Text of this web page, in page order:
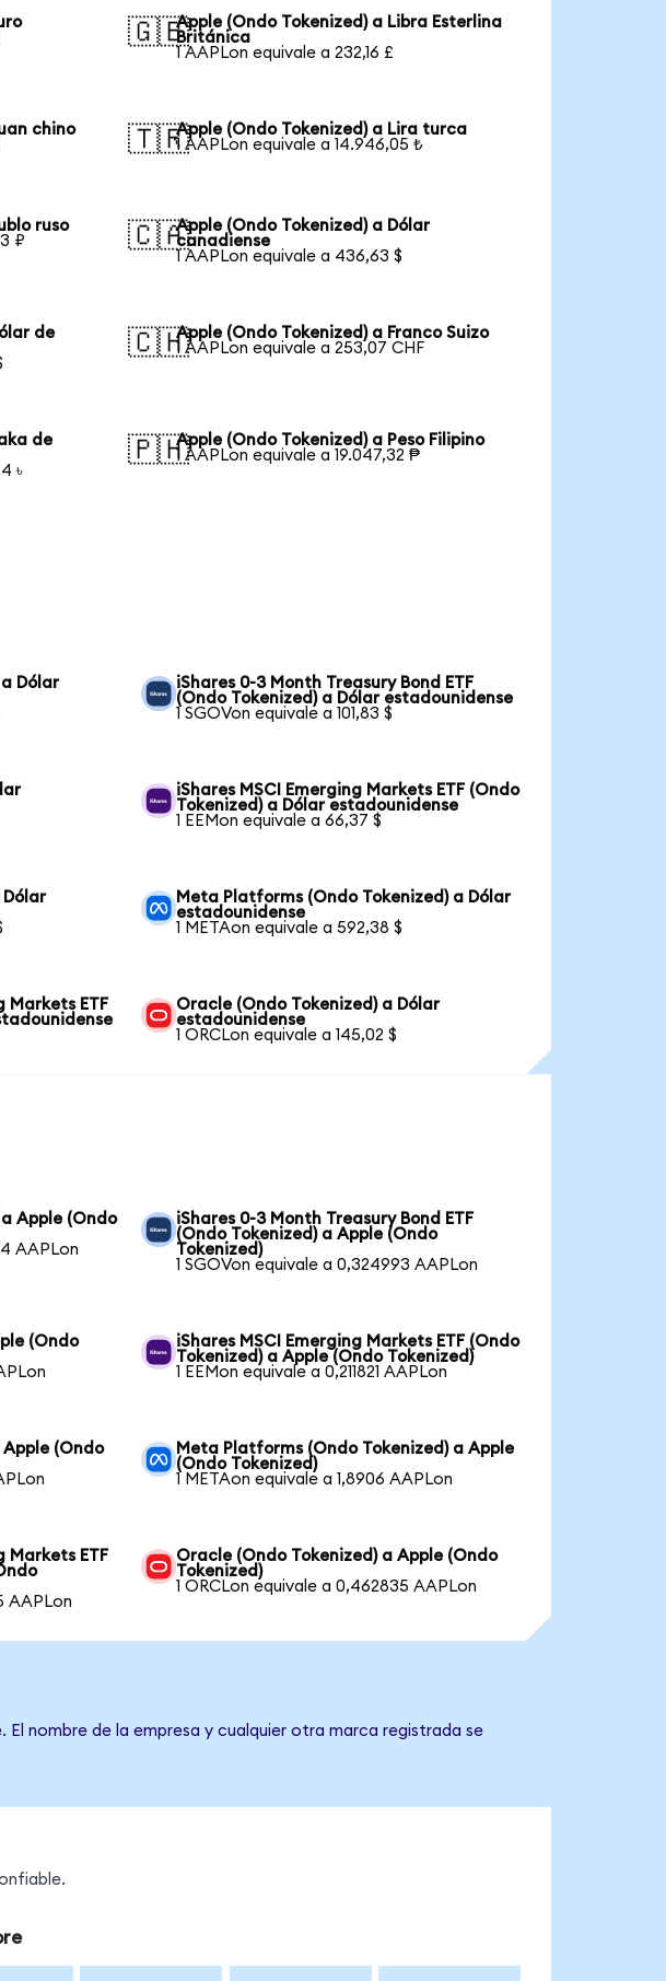
🇬🇧Apple (Ondo Tokenized) a Libra Esterlina
Británica
1 AAPLon equivale a 232,16 £
chino
🇹🇷Apple (Ondo Tokenized) a Lira turca
1 AAPLon equivale a 14.946,05 ₺
ruso
₽
🇨🇦Apple (Ondo Tokenized) a Dólar
canadiense
1 AAPLon equivale a 436,63 $
de
🇨🇭Apple (Ondo Tokenized) a Franco Suizo
1 AAPLon equivale a 253,07 CHF
de
৳
🇵🇭Apple (Ondo Tokenized) a Peso Filipino
1 AAPLon equivale a 19.047,32 ₱
Dólar
iShares 0-3 Month Treasury Bond ETF
(Ondo Tokenized) a Dólar estadounidense
1 SGOVon equivale a 101,83 $
iShares MSCI Emerging Markets ETF (Ondo
Tokenized) a Dólar estadounidense
1 EEMon equivale a 66,37 $
Dólar
Meta Platforms (Ondo Tokenized) a Dólar
estadounidense
1 METAon equivale a 592,38 $
Markets ETF
Oracle (Ondo Tokenized) a Dólar
estadounidense
1 ORCLon equivale a 145,02 $
Apple (Ondo
AAPLon
iShares 0-3 Month Treasury Bond ETF
(Ondo Tokenized) a Apple (Ondo
Tokenized)
1 SGOVon equivale a 0,324993 AAPLon
(Ondo
iShares MSCI Emerging Markets ETF (Ondo
Tokenized) a Apple (Ondo Tokenized)
1 EEMon equivale a 0,211821 AAPLon
Apple (Ondo
Meta Platforms (Ondo Tokenized) a Apple
(Ondo Tokenized)
1 METAon equivale a 1,8906 AAPLon
Markets ETF
AAPLon
Oracle (Ondo Tokenized) a Apple (Ondo
Tokenized)
1 ORCLon equivale a 0,462835 AAPLon
nombre de la empresa y cualquier otra marca registrada se